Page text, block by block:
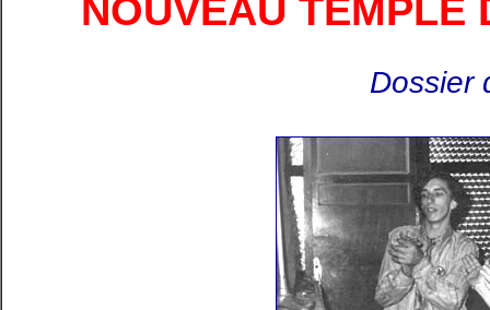
NOUVEAU TEMPLE
Dossier